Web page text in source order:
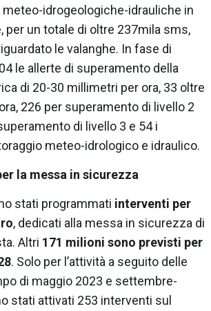
meteo-idrogeologiche-idrauliche in
per un totale di oltre 237mila sms,
le valanghe. In fase di
le allerte di superamento della
di 20-30 millimetri per ora, 33 oltre
226 per superamento di livello 2
di livello 3 e 54 i
meteo-idrologico e idraulico.
la messa in sicurezza
stati programmati interventi per
, dedicati alla messa in sicurezza di
Altri 171 milioni sono previsti per
. Solo per l’attività a seguito delle
di maggio 2023 e settembre-
stati attivati 253 interventi sul